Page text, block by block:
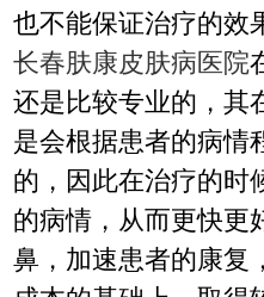
也不能保证治疗的效
长春肤康皮肤病医院
还是比较专业的，其
是会根据患者的病情
的，因此在治疗的时
的病情，从而更快更
鼻，加速患者的康复